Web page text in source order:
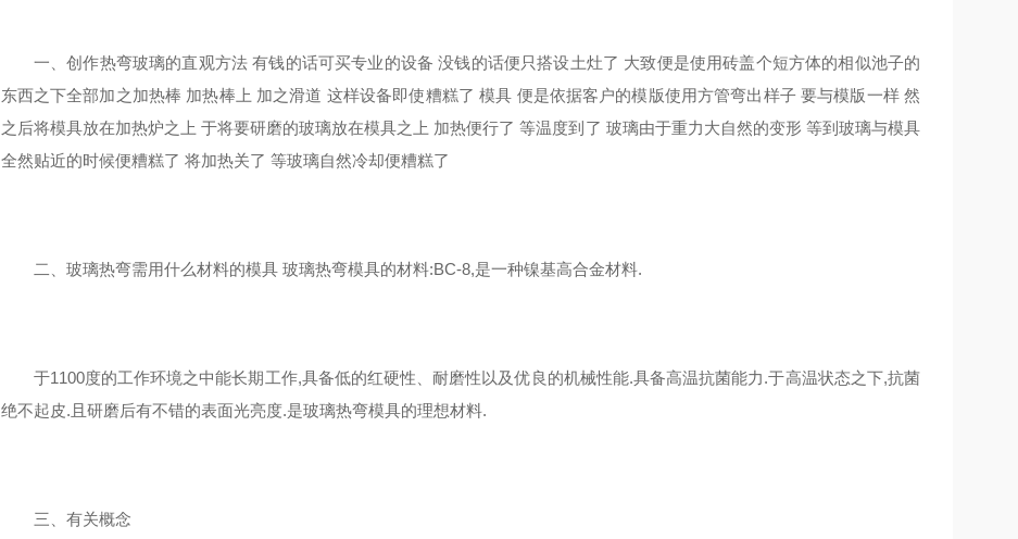
一、创作热弯玻璃的直观方法 有钱的话可买专业的设备 没钱的话便只搭设土灶了 大致便是使用砖盖个短方体的相似池子的
东西之下全部加之加热棒 加热棒上 加之滑道 这样设备即使糟糕了 模具 便是依据客户的模版使用方管弯出样子 要与模版一样 然
之后将模具放在加热炉之上 于将要研磨的玻璃放在模具之上 加热便行了 等温度到了 玻璃由于重力大自然的变形 等到玻璃与模具
全然贴近的时候便糟糕了 将加热关了 等玻璃自然冷却便糟糕了
二、玻璃热弯需用什么材料的模具 玻璃热弯模具的材料:BC-8,是一种镍基高合金材料.
于1100度的工作环境之中能长期工作,具备低的红硬性、耐磨性以及优良的机械性能.具备高温抗菌能力.于高温状态之下,抗菌
绝不起皮.且研磨后有不错的表面光亮度.是玻璃热弯模具的理想材料.
三、有关概念